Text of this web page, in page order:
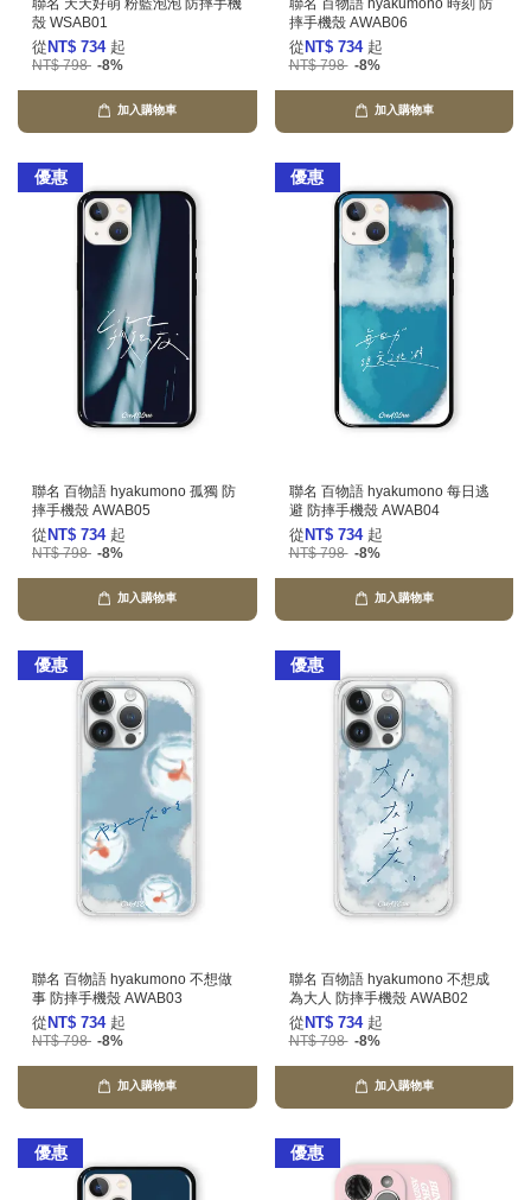
聯名 天天好萌 粉藍泡泡 防摔手機
殼 WSAB01
從 NT$ 734 起
NT$ 798 -8%
加入購物車
聯名 百物語 hyakumono 時刻 防
摔手機殼 AWAB06
從 NT$ 734 起
NT$ 798 -8%
加入購物車
優惠
聯名 百物語 hyakumono 孤獨 防
摔手機殼 AWAB05
從 NT$ 734 起
NT$ 798 -8%
加入購物車
優惠
聯名 百物語 hyakumono 每日逃
避 防摔手機殼 AWAB04
從 NT$ 734 起
NT$ 798 -8%
加入購物車
優惠
聯名 百物語 hyakumono 不想做
事 防摔手機殼 AWAB03
從 NT$ 734 起
NT$ 798 -8%
加入購物車
優惠
聯名 百物語 hyakumono 不想成
為大人 防摔手機殼 AWAB02
從 NT$ 734 起
NT$ 798 -8%
加入購物車
優惠 優惠